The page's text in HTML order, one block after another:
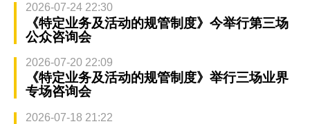
2026-07-24 22:30
《特定业务及活动的规管制度》今举行第三场
公众咨询会
2026-07-20 22:09
《特定业务及活动的规管制度》举行三场业界
专场咨询会
2026-07-18 21:22